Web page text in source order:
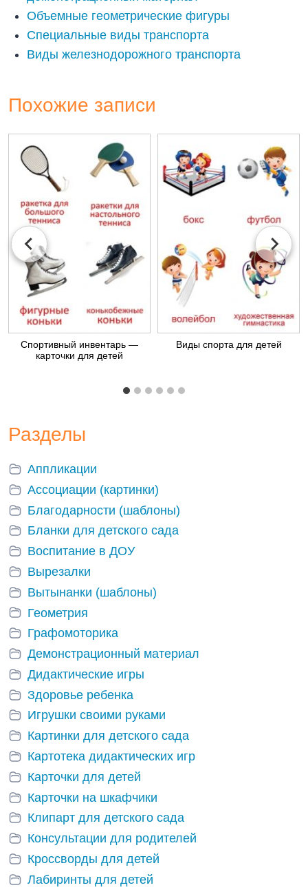
Объемные геометрические фигуры
Специальные виды транспорта
Виды железнодорожного транспорта
Похожие записи
Спортивный инвентарь —
карточки для детей
Виды спорта для детей
Разделы
Аппликации
Ассоциации (картинки)
Благодарности (шаблоны)
Бланки для детского сада
Воспитание в ДОУ
Вырезалки
Вытынанки (шаблоны)
Геометрия
Графомоторика
Демонстрационный материал
Дидактические игры
Здоровье ребенка
Игрушки своими руками
Картинки для детского сада
Картотека дидактических игр
Карточки для детей
Карточки на шкафчики
Клипарт для детского сада
Консультации для родителей
Кроссворды для детей
Лабиринты для детей